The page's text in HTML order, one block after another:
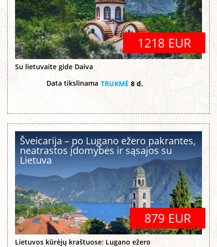
1218 EUR
Su lietuvaite gide Daiva
Data tikslinama TRUKMĖ 8 d.
Šveicarija – po Lugano ežero pakrantes,
neatrastos įdomybės ir sąsajos su
Lietuva
879 EUR
Lietuvos kūrėjų kraštuose: Lugano ežero